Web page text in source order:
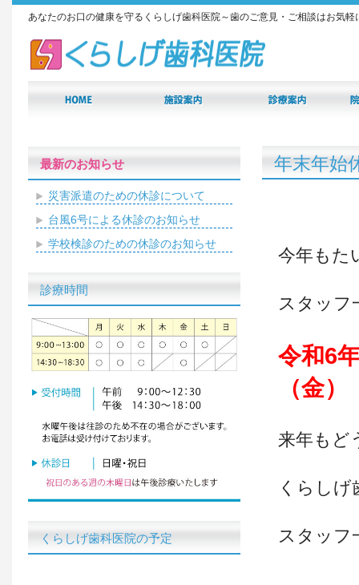
あなたのお口の健康を守るくらしげ歯科医院～歯のご意見・ご相談はお気軽
年末年始
今年もた
スタッフ
令和6
（金
来年もど
くらし
スタッフ
最新のお知らせ
災害派遣のための休診について
台風6号による休診のお知らせ
学校検診のための休診のお知らせ
診療時間
くらしげ歯科医院の予定